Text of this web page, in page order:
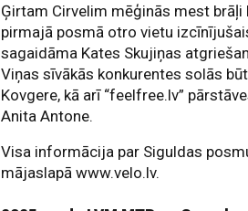
Ģirtam Cirvelim mēģinās mest brāļi
pirmajā posmā otro vietu
sagaidāma Kates Skujiņas
Viņas sīvākās konkurentes solās
Kovgere, kā arī “feelfree.lv”
Anita Antone.
Visa informācija par Siguldas
mājaslapā www.velo.lv.